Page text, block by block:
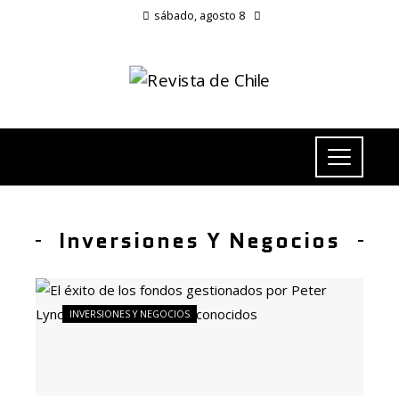
sábado, agosto 8
Inversiones Y Negocios
INVERSIONES Y NEGOCIOS